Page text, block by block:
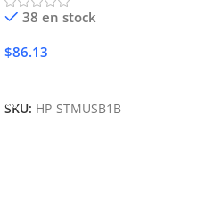
38 en stock
$86.13
SKU: HP-STMUSB1B